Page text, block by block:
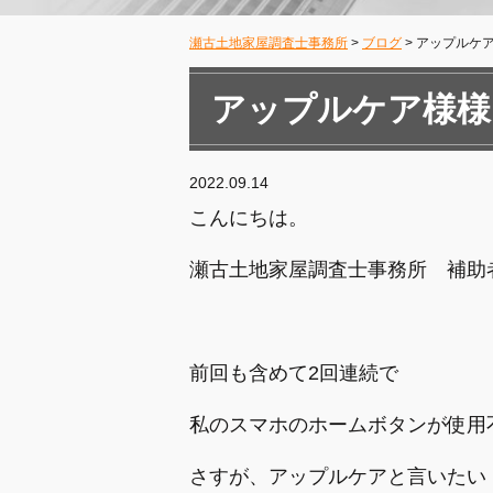
瀬古土地家屋調査士事務所 > ブログ > アップルケ
アップルケア様
2022.09.14
こんにちは。
瀬古土地家屋調査士事務所 補助
前回も含めて2回連続で
私のスマホのホームボタンが使
さすが、アップルケアと言いたい